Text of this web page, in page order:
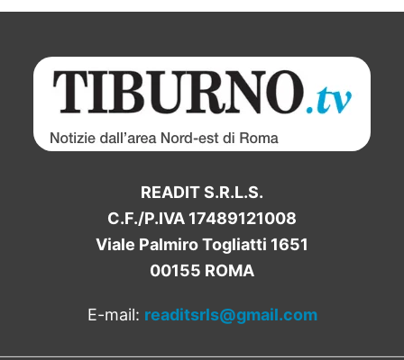
READIT S.R.L.S.
C.F./P.IVA 17489121008
Viale Palmiro Togliatti 1651
00155 ROMA
E-mail: readitsrls@gmail.com